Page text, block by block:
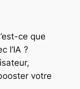
ce que
l’IA ?
votre